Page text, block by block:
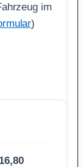
im
)
16,80